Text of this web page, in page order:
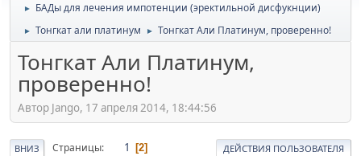
► БАДы для лечения импотенции (эректильной дисфукнции)
► Тонгкат али платинум ► Тонгкат Али Платинум, проверенно!
Тонгкат Али Платинум,
проверенно!
Автор Jango, 17 апреля 2014, 18:44:56
ВНИЗ Страницы 1 2 ДЕЙСТВИЯ ПОЛЬЗОВАТЕЛЯ